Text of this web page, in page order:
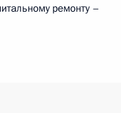
ремонту –